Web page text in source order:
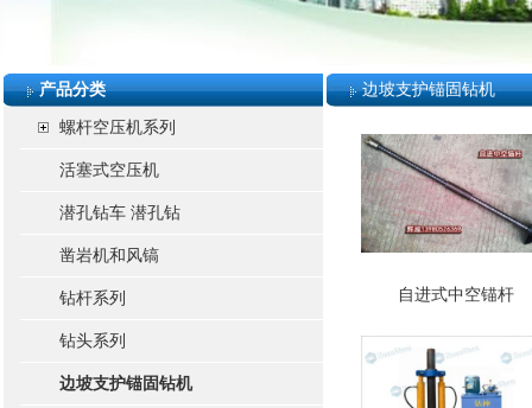
产品分类
螺杆空压机系列
活塞式空压机
潜孔钻车 潜孔钻
凿岩机和风镐
钻杆系列
钻头系列
边坡支护锚固钻机
边坡支护锚固钻机
自进式中空锚杆